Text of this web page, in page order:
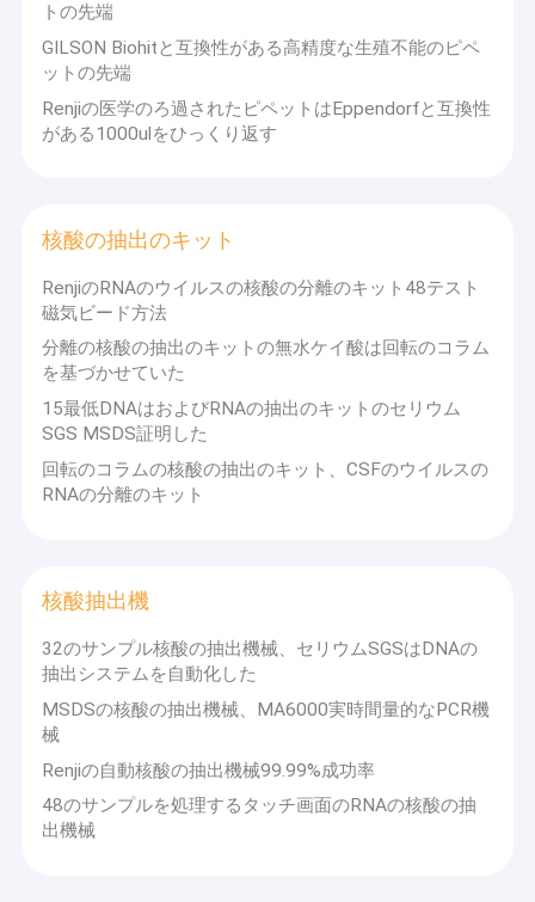
ニュース
場合
唾液のコレクションのキット
使い捨て可能な真空の血のコレクションの管
ウイルスの試しの綿棒
核酸の抽出のキット
核酸抽出機
自動化されたサンプル準備システム
使い捨て可能な医学の消耗品
トの先端
GILSON Biohitと互換性がある高精度な生殖不能のピペ
ットの先端
Renjiの医学のろ過されたピペットはEppendorfと互換性
がある1000ulをひっくり返す
核酸の抽出のキット
RenjiのRNAのウイルスの核酸の分離のキット48テスト
磁気ビード方法
分離の核酸の抽出のキットの無水ケイ酸は回転のコラム
を基づかせていた
15最低DNAはおよびRNAの抽出のキットのセリウム
SGS MSDS証明した
回転のコラムの核酸の抽出のキット、CSFのウイルスの
RNAの分離のキット
核酸抽出機
32のサンプル核酸の抽出機械、セリウムSGSはDNAの
抽出システムを自動化した
MSDSの核酸の抽出機械、MA6000実時間量的なPCR機
械
Renjiの自動核酸の抽出機械99.99%成功率
48のサンプルを処理するタッチ画面のRNAの核酸の抽
出機械
私達は幾年もの間専門職業的業務を私達
の顧客のための良質および高価なプロダ
クトに供給する。私達は大きな価値およ
び高い利益を持って来るために信頼でき
私達に米国でマグナスの花火のブランド
が、普及した8年以上有名な、感謝を表
するブランドの販売ある。
私達は医学中国DBA Goodwellの医学Renji
に投資し、Covid-19伝染性防止材料およ
び抗原急速なテスト キット、核酸の検出
テスト キット、コレクションの管、自
動サンプル準備システム、等で研究開発
ットを発明した!
私達はより多くの人々に良質のヘルスケ
アおよびそれらがcovid-19ウイルスを防
ぎ、戦うのを助けるように医学プロダク
トを持って来るように長期信頼できる関
係のあなたのビジネスの支持を楽しみに
している。